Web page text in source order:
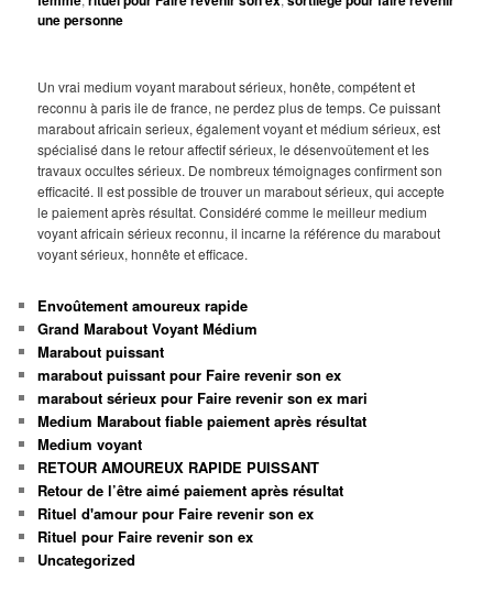
une personne
Un vrai medium voyant marabout sérieux, honête, compétent et
reconnu à paris ile de france, ne perdez plus de temps. Ce puissant
marabout africain serieux, également voyant et médium sérieux, est
spécialisé dans le retour affectif sérieux, le désenvoûtement et les
travaux occultes sérieux. De nombreux témoignages confirment son
efficacité. Il est possible de trouver un marabout sérieux, qui accepte
le paiement après résultat. Considéré comme le meilleur medium
voyant africain sérieux reconnu, il incarne la référence du marabout
voyant sérieux, honnête et efficace.
Envoûtement amoureux rapide
Grand Marabout Voyant Médium
Marabout puissant
marabout puissant pour Faire revenir son ex
marabout sérieux pour Faire revenir son ex mari
Medium Marabout fiable paiement après résultat
Medium voyant
RETOUR AMOUREUX RAPIDE PUISSANT
Retour de l’être aimé paiement après résultat
Rituel d'amour pour Faire revenir son ex
Rituel pour Faire revenir son ex
Uncategorized